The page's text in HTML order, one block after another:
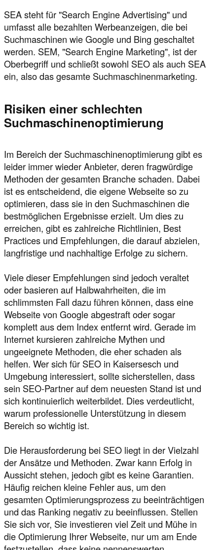
SEA steht für "Search Engine Advertising" und
umfasst alle bezahlten Werbeanzeigen, die bei
Suchmaschinen wie Google und Bing geschaltet
werden. SEM, "Search Engine Marketing", ist der
Oberbegriff und schließt sowohl SEO als auch SEA
ein, also das gesamte Suchmaschinenmarketing.
Risiken einer schlechten
Suchmaschinenoptimierung
Im Bereich der Suchmaschinenoptimierung gibt es
leider immer wieder Anbieter, deren fragwürdige
Methoden der gesamten Branche schaden. Dabei
ist es entscheidend, die eigene Webseite so zu
optimieren, dass sie in den Suchmaschinen die
bestmöglichen Ergebnisse erzielt. Um dies zu
erreichen, gibt es zahlreiche Richtlinien, Best
Practices und Empfehlungen, die darauf abzielen,
langfristige und nachhaltige Erfolge zu sichern.
Viele dieser Empfehlungen sind jedoch veraltet
oder basieren auf Halbwahrheiten, die im
schlimmsten Fall dazu führen können, dass eine
Webseite von Google abgestraft oder sogar
komplett aus dem Index entfernt wird. Gerade im
Internet kursieren zahlreiche Mythen und
ungeeignete Methoden, die eher schaden als
helfen. Wer sich für SEO in Kaisersesch und
Umgebung interessiert, sollte sicherstellen, dass
sein SEO-Partner auf dem neuesten Stand ist und
sich kontinuierlich weiterbildet. Dies verdeutlicht,
warum professionelle Unterstützung in diesem
Bereich so wichtig ist.
Die Herausforderung bei SEO liegt in der Vielzahl
der Ansätze und Methoden. Zwar kann Erfolg in
Aussicht stehen, jedoch gibt es keine Garantien.
Häufig reichen kleine Fehler aus, um den
gesamten Optimierungsprozess zu beeinträchtigen
und das Ranking negativ zu beeinflussen. Stellen
Sie sich vor, Sie investieren viel Zeit und Mühe in
die Optimierung Ihrer Webseite, nur um am Ende